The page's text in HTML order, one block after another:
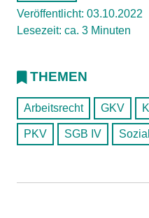
Veröffentlicht: 03.10.2022
Lesezeit: ca. 3 Minuten
THEMEN
Arbeitsrecht GKV
PKV SGB IV